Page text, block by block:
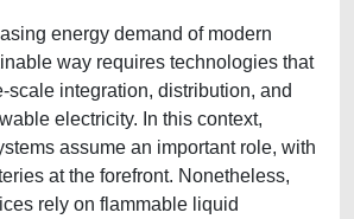
energy demand of modern
way requires technologies that
scale integration, distribution, and
electricity. In this context,
assume an important role, with
at the forefront. Nonetheless,
rely on flammable liquid